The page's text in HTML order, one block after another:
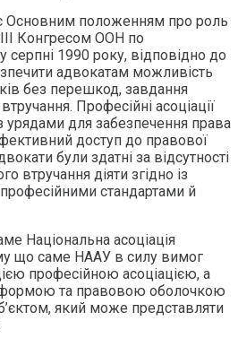
Основним положенням про роль
Конгресом ООН по
серпні 1990 року, відповідно до
адвокатам можливість
без перешкод, завдання
Професійні асоціації
урядами для забезпечення права
доступ до правової
були здатні за відсутності
втручання діяти згідно із
стандартами й
Національна асоціація
що саме НААУ в силу вимог
професійною асоціацією, а
формою та правовою оболочкою
який може представляти